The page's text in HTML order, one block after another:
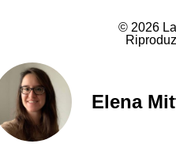
© 2026
Elena